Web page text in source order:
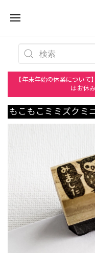
【年末年始の休業につい
はお休
もこもこミミズクミ